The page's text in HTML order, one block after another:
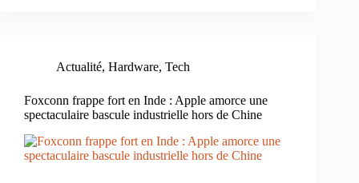
Actualité, Hardware, Tech
Foxconn frappe fort en Inde : Apple amorce une
spectaculaire bascule industrielle hors de Chine